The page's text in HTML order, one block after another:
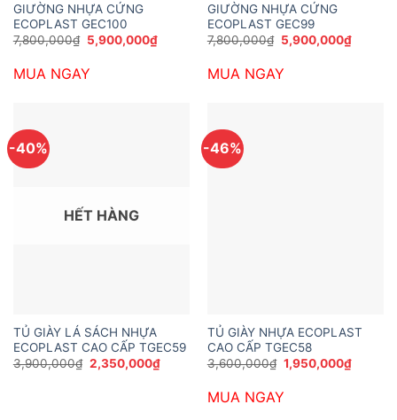
GIƯỜNG NHỰA CỨNG
ECOPLAST GEC100
7,800,000₫ Giá
gốc
7,800,000₫.
5,900,000₫Giá
hiện
MUA NGAY
GIƯỜNG NHỰA CỨNG
ECOPLAST GEC99
7,800,000₫ Giá
gốc
7,800,000₫.
5,900,000₫Giá
hiện
MUA NGAY
-40%
HẾT HÀNG
TỦ GIÀY LÁ SÁCH NHỰA
ECOPLAST CAO CẤP TGEC59
3,900,000₫ Giá
gốc
2,350,000₫Giá
hiện
-46%
TỦ GIÀY NHỰA ECOPLAST
CAO CẤP TGEC58
3,600,000₫ Giá
gốc
3,600,000₫.
1,950,000₫Giá
hiện
MUA NGAY